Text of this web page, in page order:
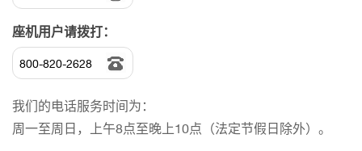
座机用户请拨打：
800-820-2628
我们的电话服务时间为：
周一至周日，上午8点至晚上10点（法定节假日除外）。